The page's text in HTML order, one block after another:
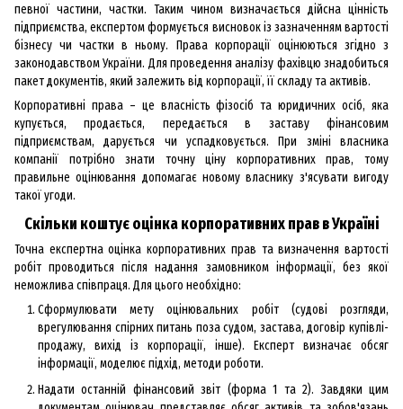
певної частини, частки. Таким чином визначається дійсна цінність
підприємства, експертом формується висновок із зазначенням вартості
бізнесу чи частки в ньому. Права корпорації оцінюються згідно з
законодавством України. Для проведення аналізу фахівцю знадобиться
пакет документів, який залежить від корпорації, її складу та активів.
Корпоративні права – це власність фізосіб та юридичних осіб, яка
купується, продається, передається в заставу фінансовим
підприємствам, дарується чи успадковується. При зміні власника
компанії потрібно знати точну ціну корпоративних прав, тому
правильне оцінювання допомагає новому власнику з'ясувати вигоду
такої угоди.
Скільки коштує оцінка корпоративних прав в Україні
Точна експертна оцінка корпоративних прав та визначення вартості
робіт проводиться після надання замовником інформації, без якої
неможлива співпраця. Для цього необхідно:
Сформулювати мету оцінювальних робіт (судові розгляди,
врегулювання спірних питань поза судом, застава, договір купівлі-
продажу, вихід із корпорації, інше). Експерт визначає обсяг
інформації, моделює підхід, методи роботи.
Надати останній фінансовий звіт (форма 1 та 2). Завдяки цим